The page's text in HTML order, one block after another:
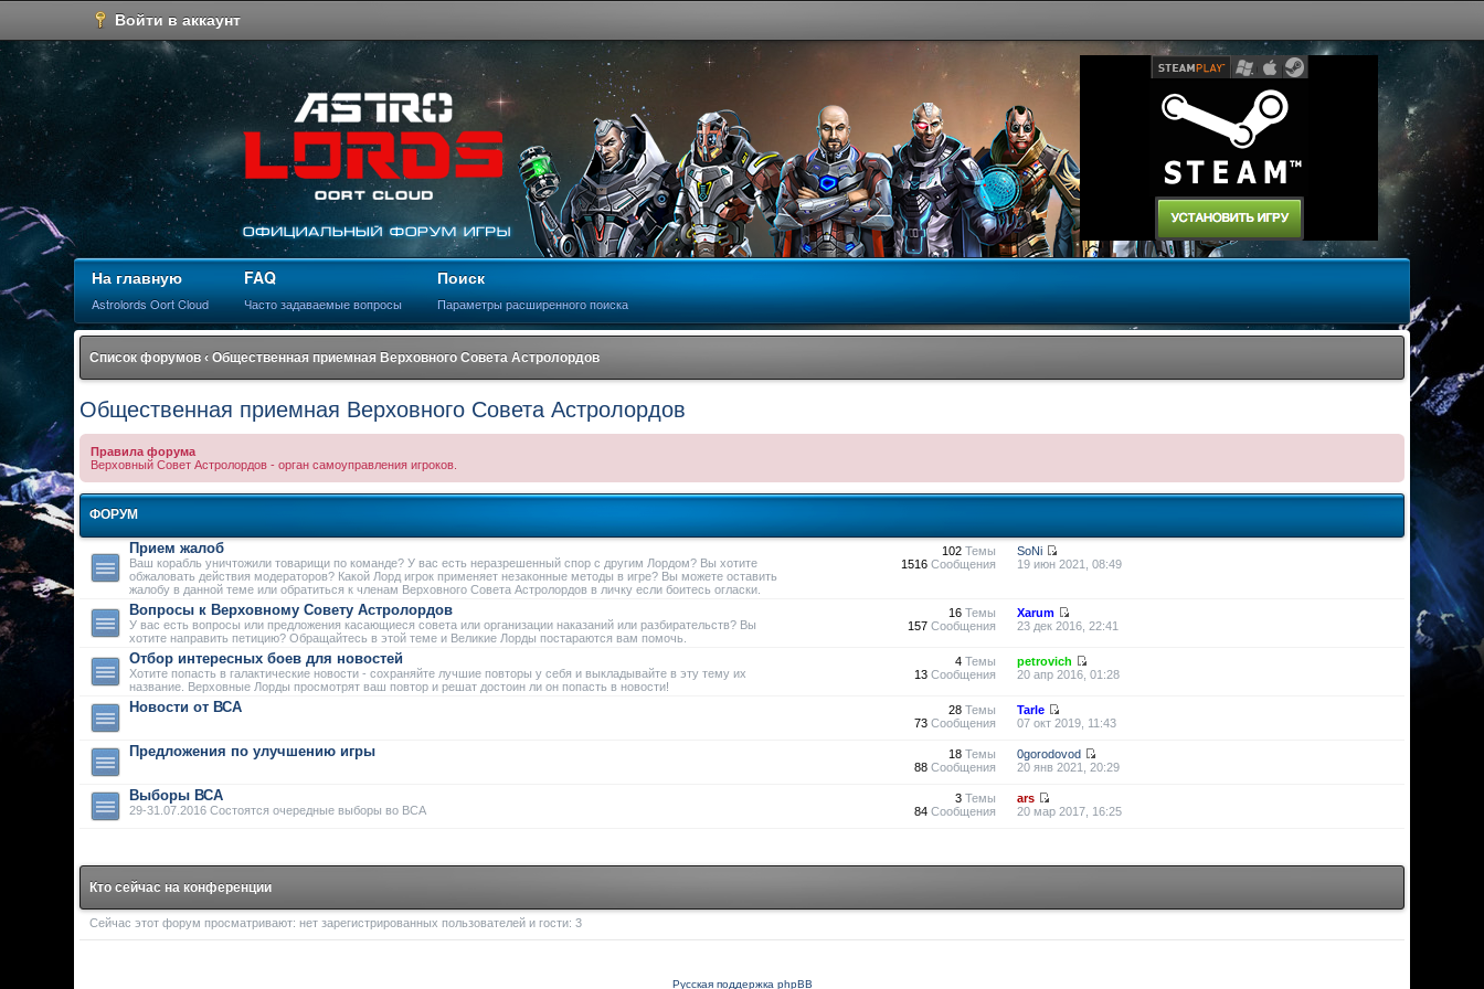
Войти в аккаунт
На главную
Astrolords Oort Cloud
FAQ
Часто задаваемые вопросы
Поиск
Параметры расширенного поиска
Список форумов ‹ Общественная приемная Верховного Совета Астролордов
Общественная приемная Верховного Совета Астролордов
Правила форума
Верховный Совет Астролордов - орган самоуправления игроков.
ФОРУМ
Прием жалоб
Ваш корабль уничтожили товарищи по команде? У вас есть неразрешенный спор с другим Лордом? Вы хотите
обжаловать действия модераторов? Какой Лорд игрок применяет незаконные методы в игре? Вы можете оставить
жалобу в данной теме или обратиться к членам Верховного Совета Астролордов в личку если боитесь огласки.
102Темы
1516Сообщения
SoNi
19 июн 2021, 08:49
Вопросы к Верховному Совету Астролордов
У вас есть вопросы или предложения касающиеся совета или организации наказаний или разбирательств? Вы
хотите направить петицию? Обращайтесь в этой теме и Великие Лорды постараются вам помочь.
16Темы
157Сообщения
Xarum
23 дек 2016, 22:41
Отбор интересных боев для новостей
Хотите попасть в галактические новости - сохраняйте лучшие повторы у себя и выкладывайте в эту тему их
название. Верховные Лорды просмотрят ваш повтор и решат достоин ли он попасть в новости!
4Темы
13Сообщения
petrovich
20 апр 2016, 01:28
Новости от ВСА 28Темы
73Сообщения
Tarle
07 окт 2019, 11:43
Предложения по улучшению игры 18Темы
88Сообщения
0gorodovod
20 янв 2021, 20:29
Выборы ВСА
29-31.07.2016 Состоятся очередные выборы во ВСА
3Темы
84Сообщения
ars
20 мар 2017, 16:25
Кто сейчас на конференции
Сейчас этот форум просматривают: нет зарегистрированных пользователей и гости: 3
Русская поддержка phpBB